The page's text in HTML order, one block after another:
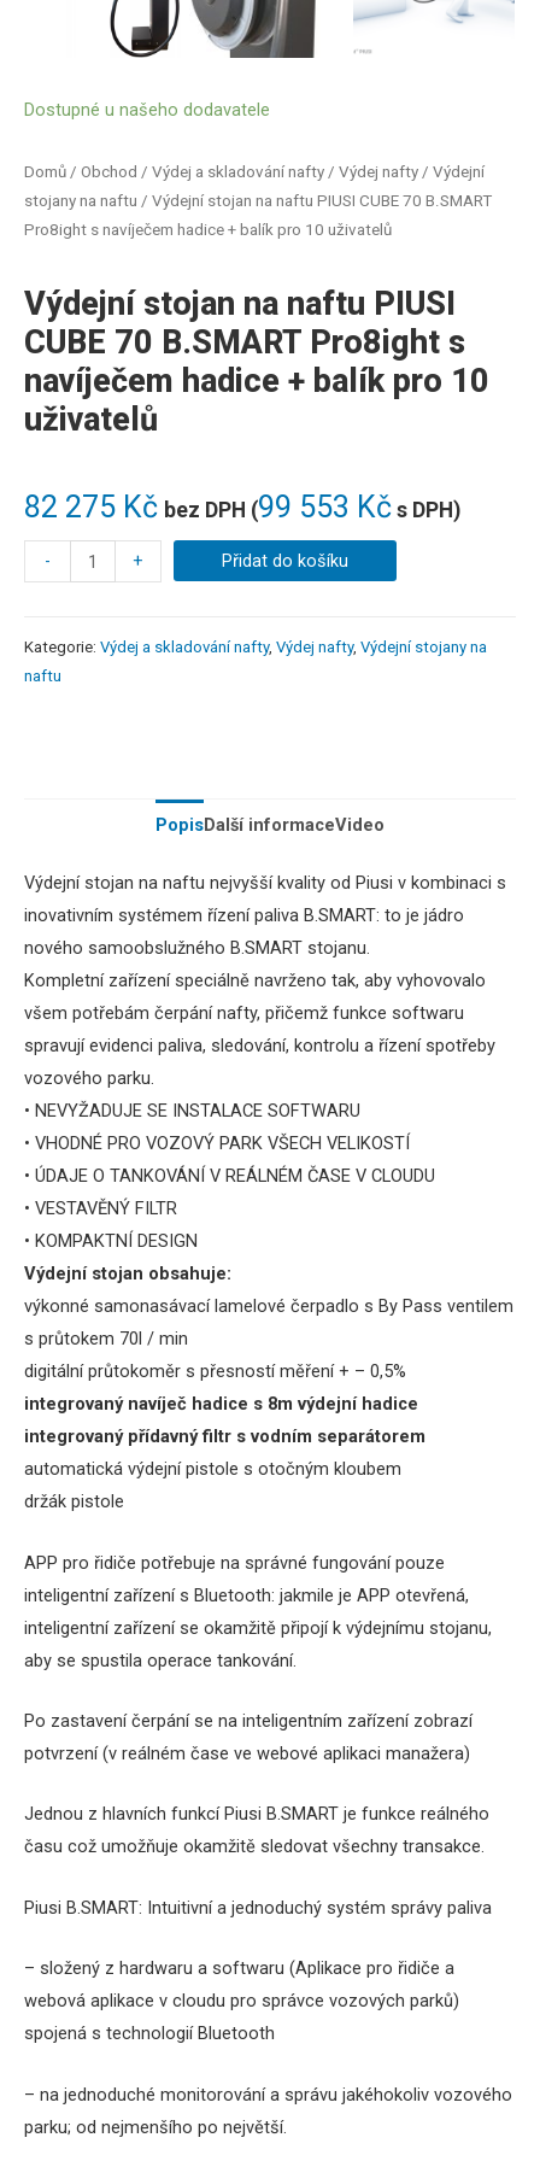
Domů / Obchod / Výdej a skladování nafty / Výdej nafty / Výdejní
stojany na naftu / Výdejní stojan na naftu PIUSI CUBE 70 B.SMART
Pro8ight s navíječem hadice + balík pro 10 uživatelů
Výdejní stojan na naftu PIUSI
CUBE 70 B.SMART Pro8ight s
navíječem hadice + balík pro 10
uživatelů
82 275 Kč bez DPH (99 553 Kč s DPH)
Dostupné u našeho dodavatele
- + Přidat do košíku
Kategorie: Výdej a skladování nafty, Výdej nafty, Výdejní stojany na
naftu
PopisDalší informaceVideo
Výdejní stojan na naftu nejvyšší kvality od Piusi v kombinaci s
inovativním systémem řízení paliva B.SMART: to je jádro
nového samoobslužného B.SMART stojanu.
Kompletní zařízení speciálně navrženo tak, aby vyhovovalo
všem potřebám čerpání nafty, přičemž funkce softwaru
spravují evidenci paliva, sledování, kontrolu a řízení spotřeby
vozového parku.
• NEVYŽADUJE SE INSTALACE SOFTWARU
• VHODNÉ PRO VOZOVÝ PARK VŠECH VELIKOSTÍ
• ÚDAJE O TANKOVÁNÍ V REÁLNÉM ČASE V CLOUDU
• VESTAVĚNÝ FILTR
• KOMPAKTNÍ
DESIGN
Výdejní stojan obsahuje:
výkonné samonasávací lamelové čerpadlo s By Pass ventilem
s průtokem 70l / min
digitální průtokoměr s přesností měření + – 0,5%
integrovaný navíječ hadice s 8m výdejní hadice
integrovaný přídavný filtr s vodním separátorem
automatická výdejní pistole s otočným kloubem
držák pistole
APP pro řidiče potřebuje na správné fungování pouze
inteligentní zařízení s Bluetooth: jakmile je APP otevřená,
inteligentní zařízení se okamžitě připojí k výdejnímu stojanu,
aby se spustila operace tankování.
Po zastavení čerpání se na inteligentním zařízení zobrazí
potvrzení (v reálném čase ve webové aplikaci manažera)
Jednou z hlavních funkcí Piusi B.SMART je funkce reálného
času což umožňuje okamžitě sledovat všechny transakce.
Piusi B.SMART: Intuitivní a jednoduchý systém správy paliva
– složený z hardwaru a softwaru (Aplikace pro řidiče a
webová aplikace v cloudu pro správce vozových parků)
spojená s technologií Bluetooth
– na jednoduché monitorování a správu jakéhokoliv vozového
parku; od nejmenšího po největší.